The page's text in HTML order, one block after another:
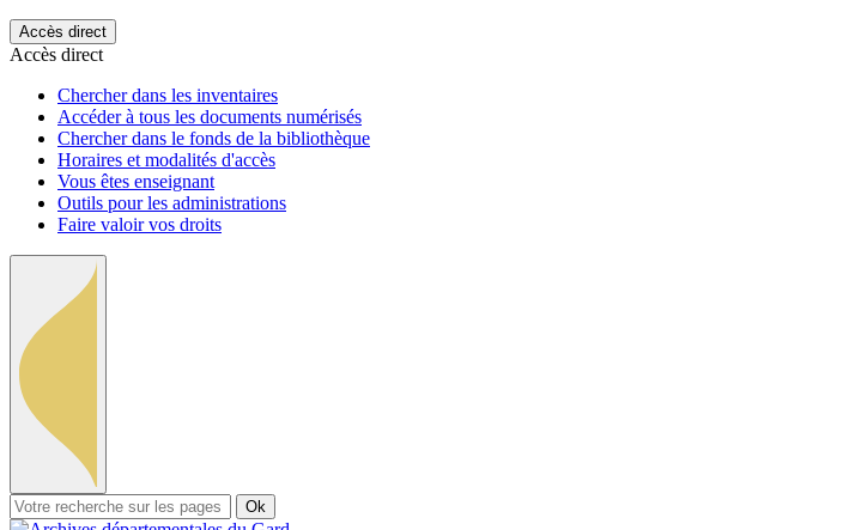
Accès direct
Accès direct
Chercher dans les inventaires
Accéder à tous les documents numérisés
Chercher dans le fonds de la bibliothèque
Horaires et modalités d'accès
Vous êtes enseignant
Outils pour les administrations
Faire valoir vos droits
Ok